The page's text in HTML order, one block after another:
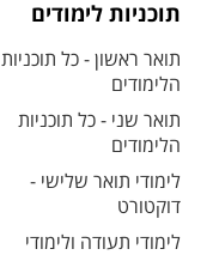
תוכניות לימודים
תואר ראשון - כל תוכניות
הלימודים
תואר שני - כל תוכניות
הלימודים
לימודי תואר שלישי -
דוקטורט
לימודי תעודה ולימודי